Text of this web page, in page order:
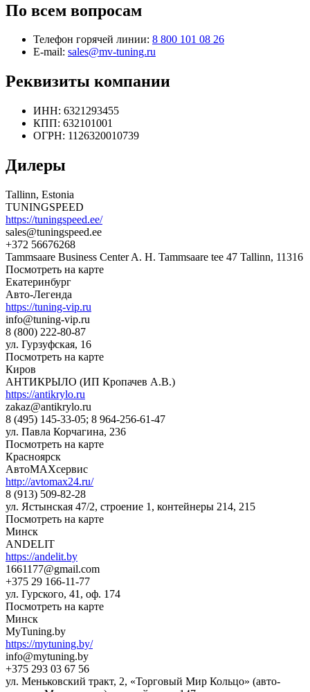
По всем вопросам
Телефон горячей линии: 8 800 101 08 26
E-mail: sales@mv-tuning.ru
Реквизиты компании
ИНН: 6321293455
КПП: 632101001
ОГРН: 1126320010739
Дилеры
Tallinn, Estonia
TUNINGSPEED
https://tuningspeed.ee/
sales@tuningspeed.ee
+372 56676268
Tammsaare Business Center A. H. Tammsaare tee 47 Tallinn, 11316
Посмотреть на карте
Екатеринбург
Авто-Легенда
https://tuning-vip.ru
info@tuning-vip.ru
8 (800) 222-80-87
ул. Гурзуфская, 16
Посмотреть на карте
Киров
АНТИКРЫЛО (ИП Кропачев А.В.)
https://antikrylo.ru
zakaz@antikrylo.ru
8 (495) 145-33-05; 8 964-256-61-47
ул. Павла Корчагина, 236
Посмотреть на карте
Красноярск
АвтоМАХсервис
http://avtomax24.ru/
8 (913) 509-82-28
ул. Ястынская 47/2, строение 1, контейнеры 214, 215
Посмотреть на карте
Минск
ANDELIT
https://andelit.by
1661177@gmail.com
+375 29 166-11-77
ул. Гурского, 41, оф. 174
Посмотреть на карте
Минск
MyTuning.by
https://mytuning.by/
info@mytuning.by
+375 293 03 67 56
ул. Меньковский тракт, 2, «Торговый Мир Кольцо» (авто-